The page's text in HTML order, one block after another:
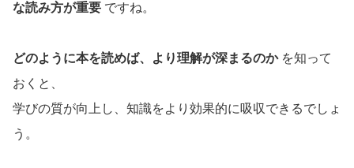
な読み方が重要 ですね。
どのように本を読めば、より理解が深まるのかを知って
おくと、
学びの質が向上し、知識をより効果的に吸収できるでしょ
う。